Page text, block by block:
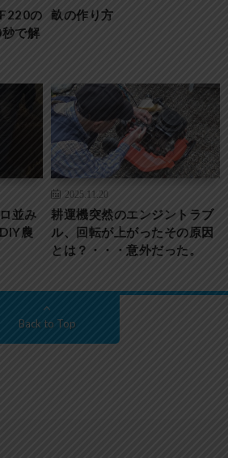
の
で解
畝の作り方
並み
農
2025.11.20
耕運機突然のエンジントラブ
ル、回転が上がったその原因
とは？・・・意外だった。
Back to Top